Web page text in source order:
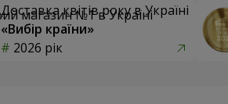
Доставка квітів року в Україні
«Вибір країни»
2026 рік